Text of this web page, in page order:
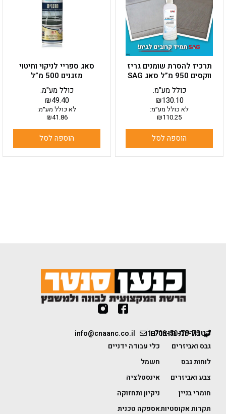
תרכיז להסרת שומנים גריז
ווקסים 950 מ”ל סאג SAG
₪130.10
כולל מע"מ:
לא כולל מע״מ:
₪110.25
הוספה לסל
סאג ספריי לניקוי וחיטוי
מזגנים 500 מ”ל
₪49.40
כולל מע"מ:
לא כולל מע״מ:
₪41.86
הוספה לסל
1-700-50-75-75
info@cnaanc.co.il קטגוריות מוצרים
גבס ואביזרים
לוחות גבס
צבע ואביזרים
חומרי בניין
תקרות אקוסטיות
כלי עבודה ידניים
חשמל
אינסטלציה
ניקיון ותחזוקה
אספקה טכנית